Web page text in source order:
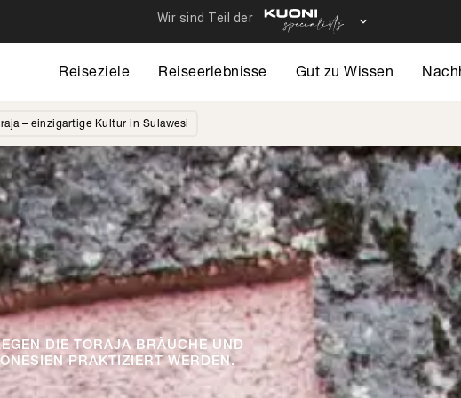
Reiseziele Reiseerlebnisse Gut zu Wissen
– einzigartige Kultur in Sulawesi
DIE TORAJA BRÄUCHE UND
PRAKTIZIERT WERDEN.